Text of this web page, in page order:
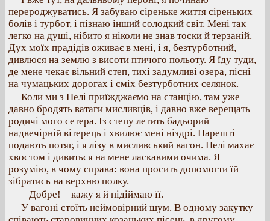
перероджуватись. Я забуваю сіреньке життя сіреньких
болів і турбот, і пізнаю інший солодкий світ. Мені так
легко на душі, нібито я ніколи не знав тоски й терзаній.
Дух моїх прадідів оживає в мені, і я, безтурботний,
дивлюся на землю з висоти птичого польоту. Я їду туди,
де мене чекає вільний степ, тихі задумливі озера, пісні
на чумацьких дорогах і сміх безтурботних селянок.
Коли ми з Нелі приїжджаємо на станцію, там уже
давно бродять ватаги мисливців, і давно вже верещать
родичі мого сетера. Із степу летить бадьорий
надвечірній вітерець і хвилює мені ніздрі. Нарешті
подають потяг, і я лізу в мисливський вагон. Нелі махає
хвостом і дивиться на мене ласкавими очима. Я
розумію, в чому справа: вона просить допомогти їй
зібратись на верхню полку.
– Добре! – кажу я й підіймаю її.
У вагоні стоїть неймовірний шум. В одному закутку